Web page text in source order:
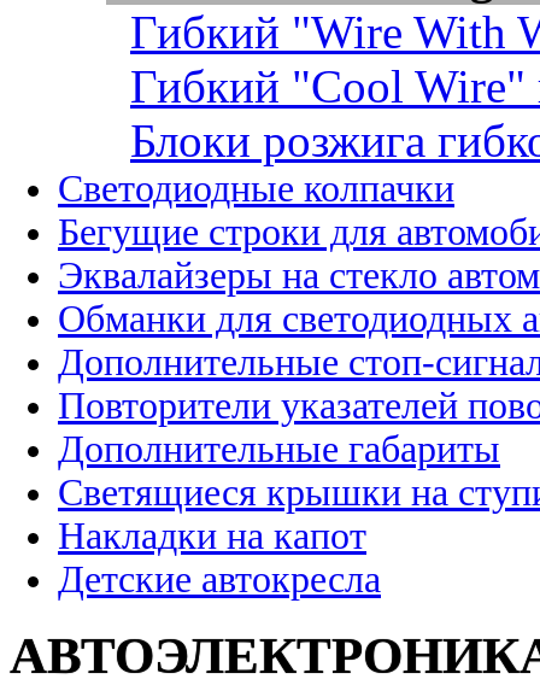
Гибкий "Wire With
Гибкий "Cool Wire"
Блоки розжига
Светодиодные колпачки
Бегущие строки для
Эквалайзеры на стекло
Обманки для светодиодных
Дополнительные стоп-
Повторители указателей
Дополнительные габариты
Светящиеся крышки на
Накладки на капот
Детские автокресла